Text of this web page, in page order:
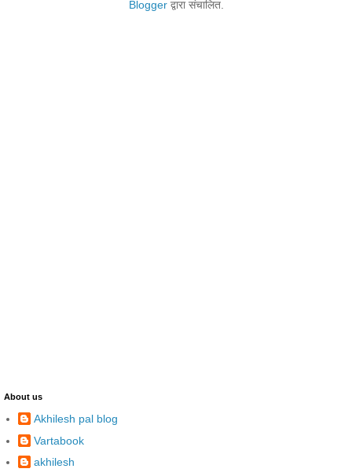
Bloggerद्वारा संचालित.
About us
Akhilesh pal blog
Vartabook
akhilesh